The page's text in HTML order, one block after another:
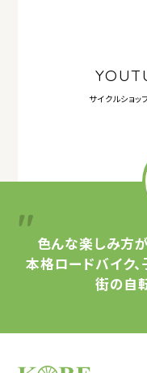
サイクルショッ
色んな楽しみ方
本格ロードバイク、
街の自